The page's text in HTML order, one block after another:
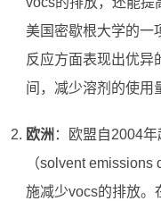
美国密歇根大学的一
反应方面表现出优异
间，减少溶剂的使用
欧洲 ：欧盟自2004年
（solvent
施减少vocs的排放。